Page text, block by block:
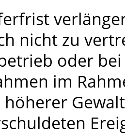
nicht zu
oder
im
höherer